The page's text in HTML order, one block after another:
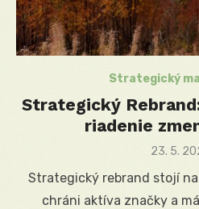
Strategický
Strategický
riadenie
Posted
23. 5.
Strategický rebrand stojí
chráni aktíva značky a